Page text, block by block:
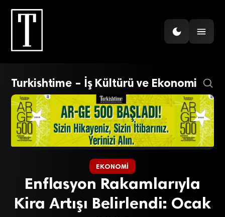
Turkishtime – İş Kültürü ve Ekonomi
EKONOMI
Enflasyon Rakamlarıyla
Kira Artışı Belirlendi: Ocak